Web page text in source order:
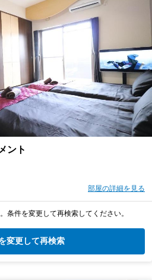
ント
部屋の詳細を見る
条件を変更して再検索してください。
変更して再検索